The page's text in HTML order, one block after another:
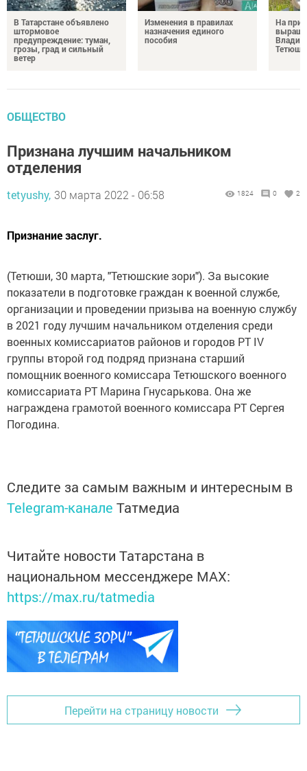
В Татарстане объявлено
штормовое
предупреждение: туман,
грозы, град и сильный
ветер
Изменения в правилах
назначения единого
пособия
На
Тетюш
ОБЩЕСТВО
Признана лучшим начальником
отделения
tetyushy, 30 марта 2022 - 06:58 1824 0 2
Признание заслуг.
(Тетюши, 30 марта, "Тетюшские зори"). За высокие
показатели в подготовке граждан к военной службе,
организации и проведении призыва на военную службу
в 2021 году лучшим начальником отделения среди
военных комиссариатов районов и городов РТ IV
группы второй год подряд признана старший
помощник военного комиссара Тетюшского военного
комиссариата РТ Марина Гнусарькова. Она же
награждена грамотой военного комиссара РТ ­Сергея
Погодина.
Следите за самым важным и интересным в
Telegram-канале Татмедиа
Читайте новости Татарстана в
национальном мессенджере MАХ:
https://max.ru/tatmedia
Перейти на страницу новости